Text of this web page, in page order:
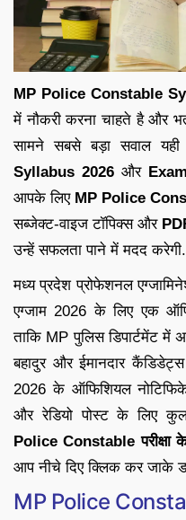
MP Police Constable
में नौकरी करना चाहते है और
सामने सबसे बड़ा सवाल
Syllabus 2026 और
आपके लिए MP Police
सब्जेक्ट-वाइज टॉपिक्स और
उन्हें सफलता पाने में मदद करेगी.
मध्य प्रदेश प्रोफेशनल
एग्जाम 2026 के लिए एक
ताकि MP पुलिस डिपार्टमेंट में
बहादुर और ईमानदार
2026 के ऑफिशियल
और रेडियो पोस्ट के लिए
Police Constable परीक्षा
आप नीचे दिए क्लिक कर जाके
MP Police